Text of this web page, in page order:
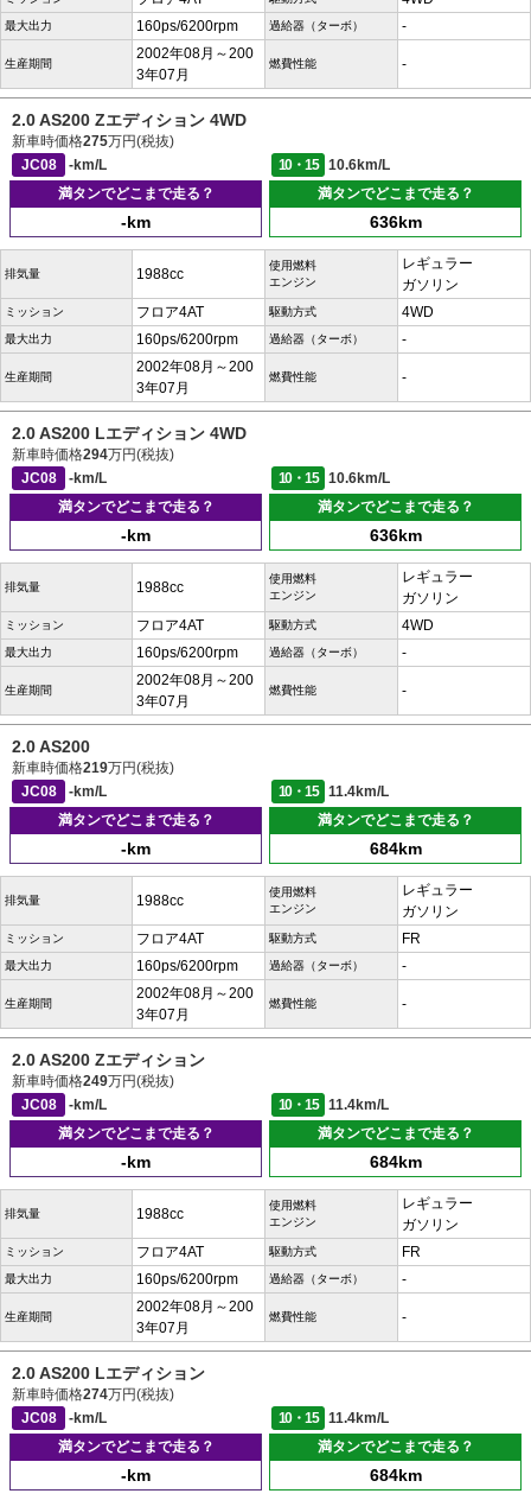
最大出力 160ps/6200rpm 過給器（ターボ） -
生産期間
2002年08月～200
3年07月
燃費性能 -
2.0 AS200 Zエディション 4WD
新車時価格275万円(税抜)
JC08
-km/L 10・15
10.6km/L
満タンでどこまで走る？
-km
満タンでどこまで走る？
636km
排気量 1988cc
使用燃料
エンジン
レギュラー
ガソリン
ミッション フロア4AT 駆動方式 4WD
最大出力 160ps/6200rpm 過給器（ターボ） -
生産期間
2002年08月～200
3年07月
燃費性能 -
2.0 AS200 Lエディション 4WD
新車時価格294万円(税抜)
JC08
-km/L 10・15
10.6km/L
満タンでどこまで走る？
-km
満タンでどこまで走る？
636km
排気量 1988cc
使用燃料
エンジン
レギュラー
ガソリン
ミッション フロア4AT 駆動方式 4WD
最大出力 160ps/6200rpm 過給器（ターボ） -
生産期間
2002年08月～200
3年07月
燃費性能 -
2.0 AS200
新車時価格219万円(税抜)
JC08
-km/L 10・15
11.4km/L
満タンでどこまで走る？
-km
満タンでどこまで走る？
684km
排気量 1988cc
使用燃料
エンジン
レギュラー
ガソリン
ミッション フロア4AT 駆動方式 FR
最大出力 160ps/6200rpm 過給器（ターボ） -
生産期間
2002年08月～200
3年07月
燃費性能 -
2.0 AS200 Zエディション
新車時価格249万円(税抜)
JC08
-km/L 10・15
11.4km/L
満タンでどこまで走る？
-km
満タンでどこまで走る？
684km
排気量 1988cc
使用燃料
エンジン
レギュラー
ガソリン
ミッション フロア4AT 駆動方式 FR
最大出力 160ps/6200rpm 過給器（ターボ） -
生産期間
2002年08月～200
3年07月
燃費性能 -
2.0 AS200 Lエディション
新車時価格274万円(税抜)
JC08
-km/L 10・15
11.4km/L
満タンでどこまで走る？
-km
満タンでどこまで走る？
684km